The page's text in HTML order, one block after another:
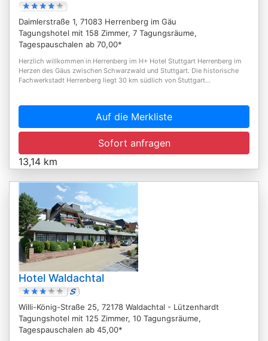
Daimlerstraße 1, 71083 Herrenberg im Gäu
Tagungshotel mit 158 Zimmer, 7 Tagungsräume,
Tagespauschalen ab 70,00*
Herzlich willkommen in Herrenberg im H+ Hotel Stuttgart Herrenberg im
Herzen des Gäus zwischen Schwarzwald und Stuttgart. Die historische
Fachwerkstadt Herrenberg liegt 30 km südlich von Stuttgart...
Auf die Merkliste
Sofort anfragen
13,14 km
Hotel Waldachtal
Willi-König-Straße 25, 72178 Waldachtal - Lützenhardt
Tagungshotel mit 125 Zimmer, 10 Tagungsräume,
Tagespauschalen ab 45,00*